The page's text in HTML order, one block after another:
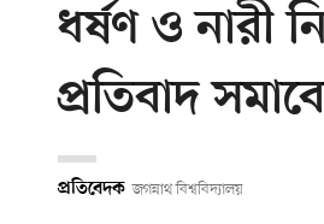
ধর্ষণ ও নারী
প্রতিবাদ
প্রতিবেদক জগন্নাথ বিশ্ববিদ্যালয়